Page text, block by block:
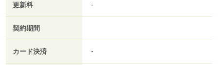
更新料 -
契約期間
カード決済 -